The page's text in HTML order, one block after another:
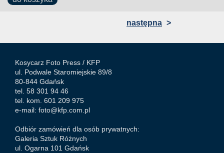
następna >
Kosycarz Foto Press / KFP
ul. Podwale Staromiejskie 89/8
80-844 Gdańsk
tel. 58 301 94 46
tel. kom. 601 209 975
e-mail: foto@kfp.com.pl
Odbiór zamówień dla osób prywatnych:
Galeria Sztuk Różnych
ul. Ogarna 101 Gdańsk